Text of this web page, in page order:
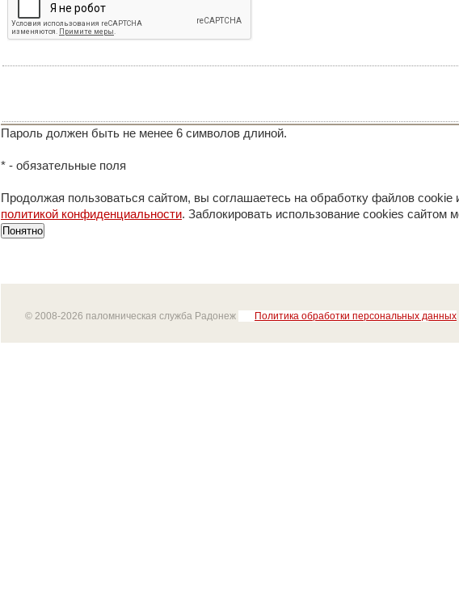
Пароль должен быть не менее 6 символов длиной.
* - обязательные поля
Продолжая пользоваться сайтом, вы соглашаетесь на обработку файлов cookie
политикой конфиденциальности. Заблокировать использование cookies сайтом
Понятно
© 2008-2026 паломническая служба Радонеж Политика обработки персональных данных